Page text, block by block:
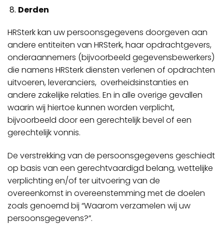
Derden
HRSterk kan uw persoonsgegevens doorgeven aan
andere entiteiten van HRSterk, haar opdrachtgevers,
onderaannemers (bijvoorbeeld gegevensbewerkers)
die namens HRSterk diensten verlenen of opdrachten
uitvoeren, leveranciers, overheidsinstanties en
andere zakelijke relaties. En in alle overige gevallen
waarin wij hiertoe kunnen worden verplicht,
bijvoorbeeld door een gerechtelijk bevel of een
gerechtelijk vonnis.
De verstrekking van de persoonsgegevens geschiedt
op basis van een gerechtvaardigd belang, wettelijke
verplichting en/of ter uitvoering van de
overeenkomst in overeenstemming met de doelen
zoals genoemd bij “Waarom verzamelen wij uw
persoonsgegevens?”.